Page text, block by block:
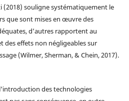
(2018) souligne systématiquement le
que sont mises en œuvre des
d’autres rapportent au
des effets non négligeables sur
(Wilmer, Sherman, & Chein, 2017).
des technologies